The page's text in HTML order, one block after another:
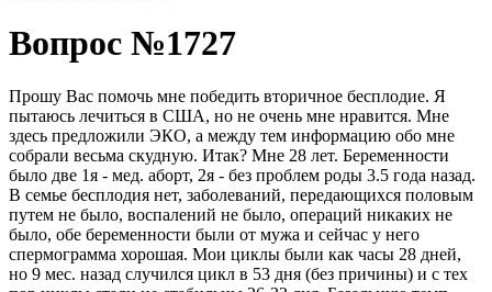
Вопрос №1727
Прошу Вас помочь мне победить вторичное бесплодие. Я
пытаюсь лечиться в США, но не очень мне нравится. Мне
здесь предложили ЭКО, а между тем информацию обо мне
собрали весьма скудную. Итак? Мне 28 лет. Беременности
было две 1я - мед. аборт, 2я - без проблем роды 3.5 года назад.
В семье бесплодия нет, заболеваний, передающихся половым
путем не было, воспалений не было, операций никаких не
было, обе беременности были от мужа и сейчас у него
спермограмма хорошая. Мои циклы были как часы 28 дней,
но 9 мес. назад случился цикл в 53 дня (без причины) и с тех